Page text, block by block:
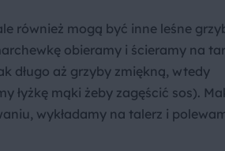
również mogą być inne leśne
obieramy i ścieramy na
długo aż grzyby zmiękną, wtedy
łyżkę mąki żeby zagęścić sos).
wykładamy na talerz i